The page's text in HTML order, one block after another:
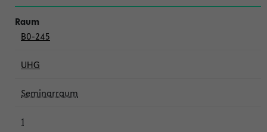
B0-245
UHG
Seminarraum
1